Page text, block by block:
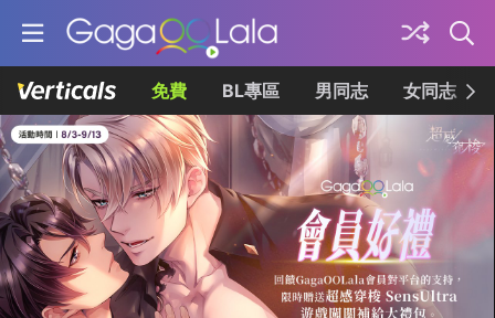
免費 BL專區 男同志 女同志
Homepage